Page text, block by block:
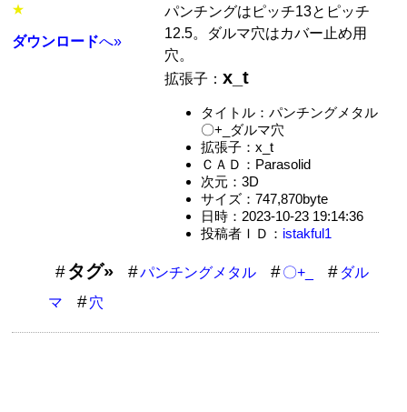
★
ダウンロードへ»
パンチングはピッチ13とピッチ
12.5。ダルマ穴はカバー止め用
穴。
拡張子：x_t
タイトル：パンチングメタル
〇+_ダルマ穴
拡張子：x_t
ＣＡＤ：Parasolid
次元：3D
サイズ：747,870byte
日時：2023-10-23 19:14:36
投稿者ＩＤ： istakful1
タグ» パンチングメタル 〇+_
ダル
マ
穴